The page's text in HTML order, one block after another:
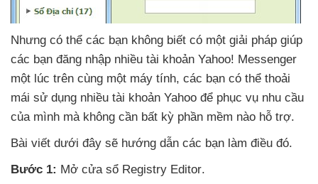
Nhưng có thể các bạn không biết có một giải pháp giúp
các bạn đăng nhập nhiều tài khoản Yahoo! Messenger
một lúc trên cùng một máy tính, các bạn có thể thoải
mái sử dụng nhiều tài khoản Yahoo để phục vụ nhu cầu
của mình mà không cần bất kỳ phần mềm nào hỗ trợ.
Bài viết dưới đây sẽ hướng dẫn các bạn làm điều đó.
Bước 1: Mở cửa sổ Registry Editor.